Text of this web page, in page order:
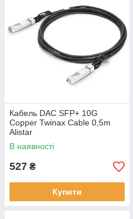
Кабель DAC SFP+ 10G
Copper Twinax Cable 0,5m
Alistar
В наявності
527 ₴
Купити